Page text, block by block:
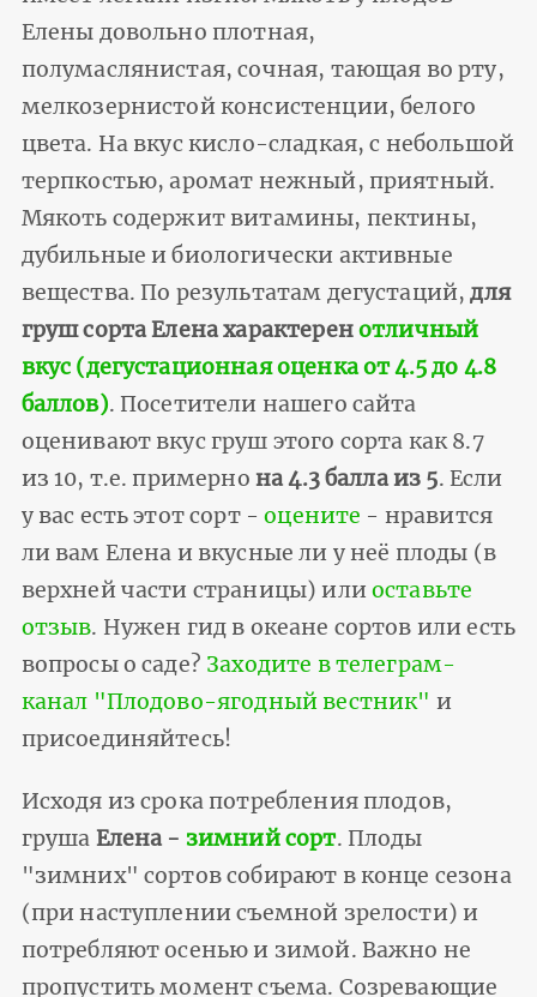
Елены довольно плотная,
полумаслянистая, сочная, тающая во рту,
мелкозернистой консистенции, белого
цвета. На вкус кисло-сладкая, с небольшой
терпкостью, аромат нежный, приятный.
Мякоть содержит витамины, пектины,
дубильные и биологически активные
вещества. По результатам дегустаций,для
груш сорта Елена характеренотличный
вкус (дегустационная оценка от 4.5 до 4.8
баллов). Посетители нашего сайта
оценивают вкус груш этого сорта как 8.7
из 10, т.е. примерно на 4.3 балла из 5. Если
у вас есть этот сорт -оцените - нравится
ли вам Елена и вкусные ли у неё плоды (в
верхней части страницы) или оставьте
отзыв. Нужен гид в океане сортов или есть
вопросы о саде? Заходите в телеграм-
канал "Плодово-ягодный вестник" и
присоединяйтесь!
Исходя из срока потребления плодов,
груша Елена - зимний сорт. Плоды
"зимних" сортов собирают в конце сезона
(при наступлении съемной зрелости) и
потребляют осенью и зимой. Важно не
пропустить момент съема. Созревающие